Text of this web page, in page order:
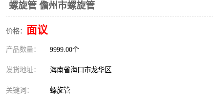
螺旋管 儋州市螺旋管
价格： 面议
产品数量： 9999.00个
发货地址： 海南省海口市龙华区
关键词： 螺旋管
排烟风机 百叶风口
油烟净化器